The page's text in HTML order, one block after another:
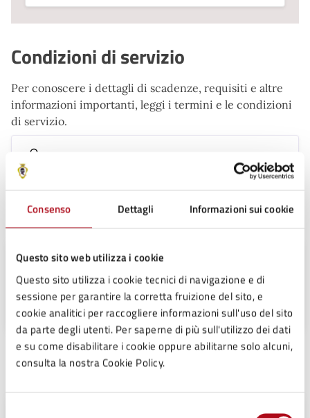
Consenso Dettagli Informazioni sui cookie
Questo sito web utilizza i cookie
Questo sito utilizza i cookie tecnici di navigazione e di
sessione per garantire la corretta fruizione del sito, e
cookie analitici per raccogliere informazioni sull'uso del sito
da parte degli utenti. Per saperne di più sull'utilizzo dei dati
e su come disabilitare i cookie oppure abilitarne solo alcuni,
consulta la nostra Cookie Policy.
Condizioni di servizio
Per conoscere i dettagli di scadenze, requisiti e altre
informazioni importanti, leggi i termini e le condizioni
di servizio.
Contatti
Ufficio Polizia Locale
Telefono:0547699746
Unità organizzativa responsabile